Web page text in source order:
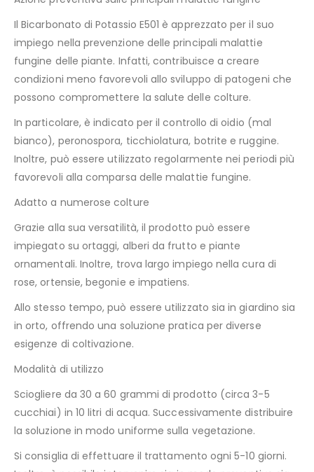
Il Bicarbonato di Potassio E501 è apprezzato per il suo
impiego nella prevenzione delle principali malattie
fungine delle piante. Infatti, contribuisce a creare
condizioni meno favorevoli allo sviluppo di patogeni che
possono compromettere la salute delle colture.
In particolare, è indicato per il controllo di oidio (mal
bianco), peronospora, ticchiolatura, botrite e ruggine.
Inoltre, può essere utilizzato regolarmente nei periodi più
favorevoli alla comparsa delle malattie fungine.
Adatto a numerose colture
Grazie alla sua versatilità, il prodotto può essere
impiegato su ortaggi, alberi da frutto e piante
ornamentali. Inoltre, trova largo impiego nella cura di
rose, ortensie, begonie e impatiens.
Allo stesso tempo, può essere utilizzato sia in giardino sia
in orto, offrendo una soluzione pratica per diverse
esigenze di coltivazione.
Modalità di utilizzo
Sciogliere da 30 a 60 grammi di prodotto (circa 3-5
cucchiai) in 10 litri di acqua. Successivamente distribuire
la soluzione in modo uniforme sulla vegetazione.
Si consiglia di effettuare il trattamento ogni 5-10 giorni.